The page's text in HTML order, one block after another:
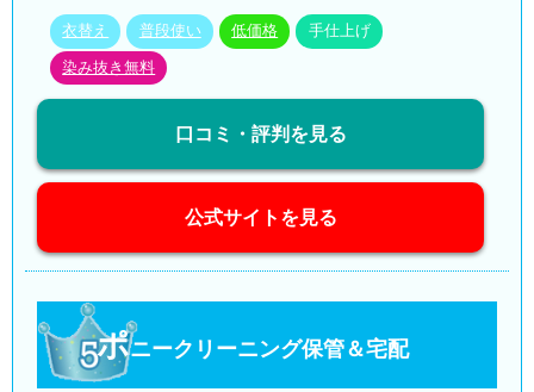
衣替え 普段使い 低価格 手仕上げ
染み抜き無料
口コミ・評判を見る
公式サイトを見る
ポニークリーニング保管＆宅配